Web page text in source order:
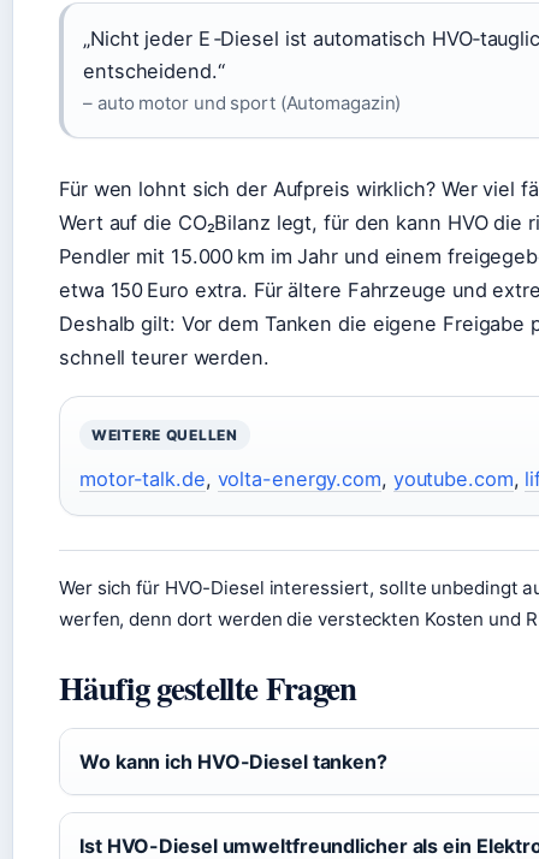
„Nicht jeder E ‑Diesel ist automatisch
entscheidend.“
– auto motor und sport (Automagazin)
Für wen lohnt sich der Aufpreis wirklich? Wer viel
Wert auf die CO₂Bilanz legt, für den kann HVO
Pendler mit 15.000 km im Jahr und einem
etwa 150 Euro extra. Für ältere Fahrzeuge und
Deshalb gilt: Vor dem Tanken die eigene
schnell teurer werden.
WEITERE QUELLEN
motor-talk.de, volta-energy.com, youtube.com,
Wer sich für HVO-Diesel interessiert, sollte unbedingt
werfen, denn dort werden die versteckten Kosten und
Häufig gestellte Fragen
Wo kann ich HVO-Diesel tanken?
Ist HVO-Diesel umweltfreundlicher als ein